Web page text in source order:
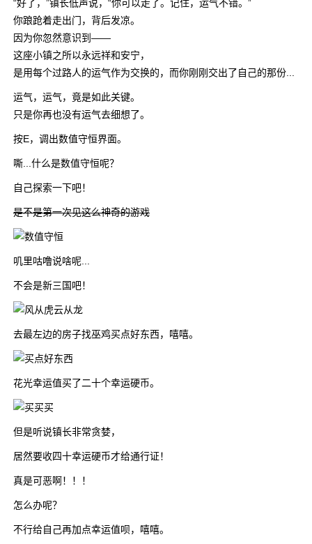
“好了，”镇长低声说，“你可以走了。记住，运气不错。”
你踉跄着走出门，背后发凉。
因为你忽然意识到——
这座小镇之所以永远祥和安宁，
是用每个过路人的运气作为交换的，而你刚刚交出了自己的那份...
运气，运气，竟是如此关键。
只是你再也没有运气去细想了。
按E，调出数值守恒界面。
嘶...什么是数值守恒呢？
自己探索一下吧！
是不是第一次见这么神奇的游戏
叽里咕噜说啥呢...
不会是新三国吧！
去最左边的房子找巫鸡买点好东西，嘻嘻。
花光幸运值买了二十个幸运硬币。
但是听说镇长非常贪婪，
居然要收四十幸运硬币才给通行证！
真是可恶啊！！！
怎么办呢？
不行给自己再加点幸运值呗，嘻嘻。